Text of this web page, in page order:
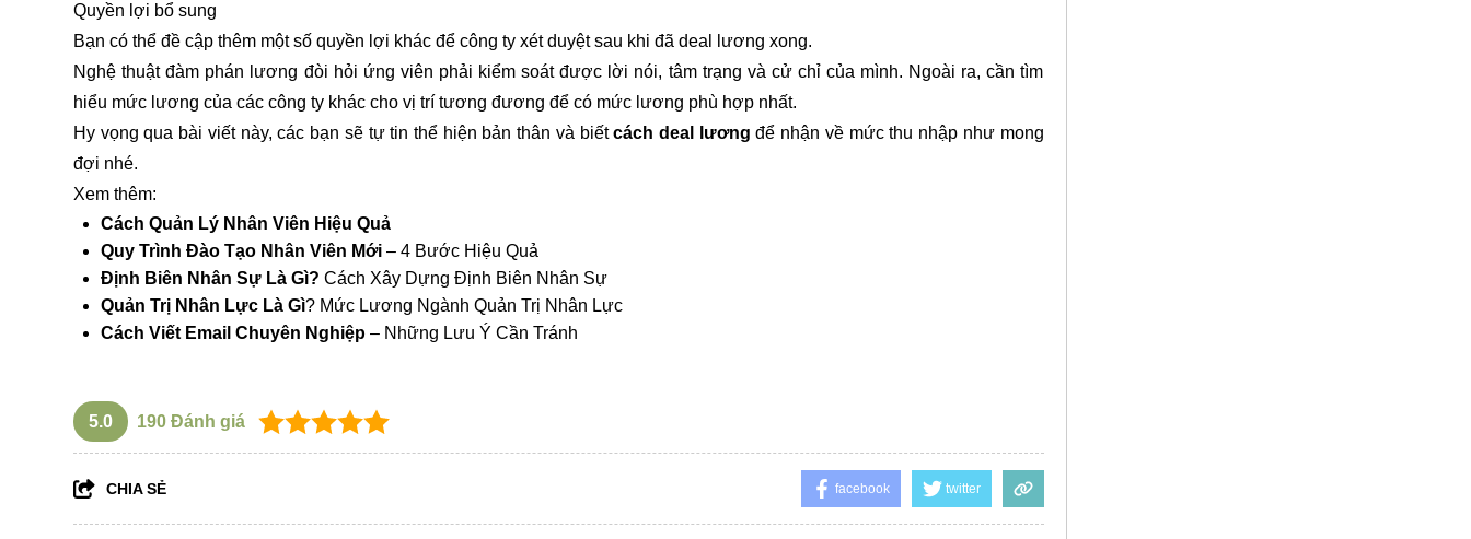
Quyền lợi bổ sung
Bạn có thể đề cập thêm một số quyền lợi khác để công ty xét duyệt sau khi đã deal lương xong.
Nghệ thuật đàm phán lương đòi hỏi ứng viên phải kiểm soát được lời nói, tâm trạng và cử chỉ của mình. Ngoài ra, cần tìm
hiểu mức lương của các công ty khác cho vị trí tương đương để có mức lương phù hợp nhất.
Hy vọng qua bài viết này, các bạn sẽ tự tin thể hiện bản thân và biếtcách deal lương để nhận về mức thu nhập như mong
đợi nhé.
Xem thêm:
Cách Quản Lý Nhân Viên Hiệu Quả
Quy Trình Đào Tạo Nhân Viên Mới – 4 Bước Hiệu Quả
Định Biên Nhân Sự Là Gì? Cách Xây Dựng Định Biên Nhân Sự
Quản Trị Nhân Lực Là Gì? Mức Lương Ngành Quản Trị Nhân Lực
Cách Viết Email Chuyên Nghiệp – Những Lưu Ý Cần Tránh
5.0 190 Đánh giá
CHIA SẺ facebook twitter